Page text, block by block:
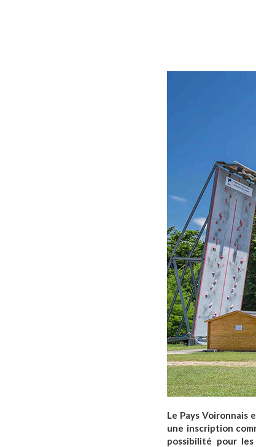
Le Pays Voironnais
une inscription
possibilité pour